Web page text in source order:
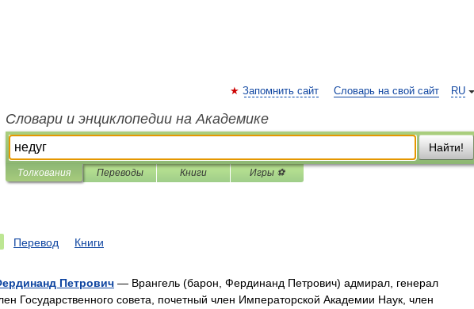
RU
Запомнить сайт Словарь на свой сайт
Словари и энциклопедии на Академике
Найти!
Толкования Переводы Книги Игры ⚽
Перевод Книги
Петрович — Врангель (барон, Фердинанд Петрович) адмирал, генерал
Государственного совета, почетный член Императорской Академии Наук, член